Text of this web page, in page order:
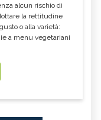
alcun rischio di
la rettitudine
o alla varietà:
a menu vegetariani